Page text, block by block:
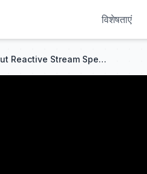
विशेषताएं
🔥Every thing about Reactive Stream Specification | Spring Boot Web Flux in Hindi